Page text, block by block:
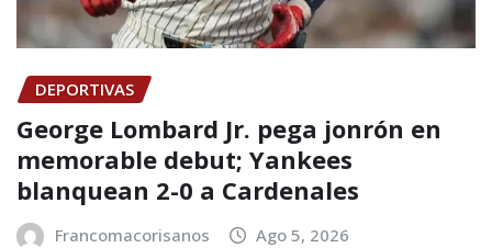
DEPORTIVAS
George Lombard Jr. pega jonrón en
memorable debut; Yankees
blanquean 2-0 a Cardenales
Francomacorisanos Ago 5, 2026